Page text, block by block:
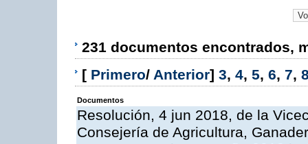
231 documentos encontrados,
[ Primero/ Anterior] 3, 4, 5, 6, 7,
Documentos
Resolución, 4 jun 2018, de la
Consejería de Agricultura,